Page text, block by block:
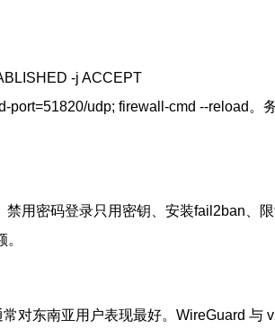
-j ACCEPT
udp; firewall-cmd --reload
用密码登录只用密钥、安装fail2ban、
对东南亚用户表现最好。WireGuard